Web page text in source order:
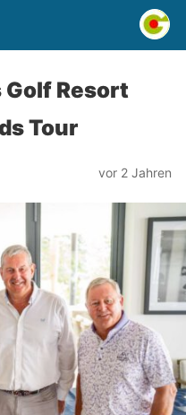
Golf Resort
Tour
vor 2 Jahren